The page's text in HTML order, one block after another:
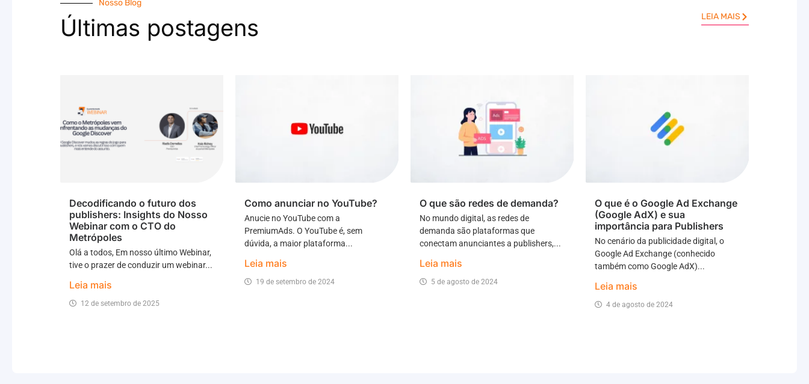
Nosso Blog
Últimas postagens LEIA MAIS
Decodificando o futuro dos
publishers: Insights do Nosso
Webinar com o CTO do
Metrópoles
Olá a todos, Em nosso último Webinar,
tive o prazer de conduzir um webinar...
Leia mais
12 de setembro de 2025
Como anunciar no YouTube?
Anucie no YouTube com a
PremiumAds. O YouTube é, sem
dúvida, a maior plataforma...
Leia mais
19 de setembro de 2024
O que são redes de demanda?
No mundo digital, as redes de
demanda são plataformas que
conectam anunciantes a publishers,...
Leia mais
5 de agosto de 2024
O que é o Google Ad Exchange
(Google AdX) e sua
importância para Publishers
No cenário da publicidade digital, o
Google Ad Exchange (conhecido
também como Google AdX)...
Leia mais
4 de agosto de 2024